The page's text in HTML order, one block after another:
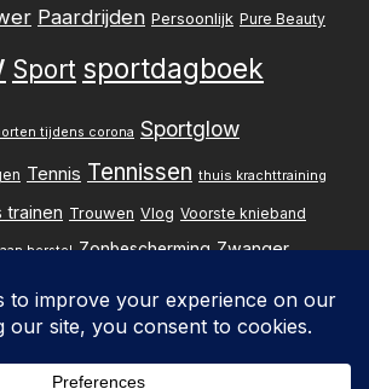
Paardrijden Persoonlijk Pure Beauty
Sport sportdagboek
tijdens corona Sportglow
Tennis Tennissen thuis krachttraining
trainen Trouwen Vlog Voorste knieband
herstel Zonbescherming Zwanger